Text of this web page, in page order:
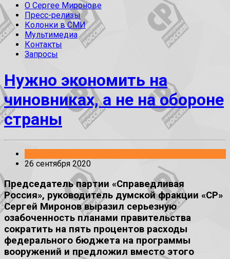
О Сергее Миронове
Пресс-релизы
Колонки в СМИ
Мультимедиа
Контакты
Запросы
Нужно экономить на
чиновниках, а не на обороне
страны
26 сентября 2020
Председатель партии «Справедливая
Россия», руководитель думской фракции «СР»
Сергей Миронов выразил серьезную
озабоченность планами правительства
сократить на пять процентов расходы
федерального бюджета на программы
вооружений и предложил вместо этого